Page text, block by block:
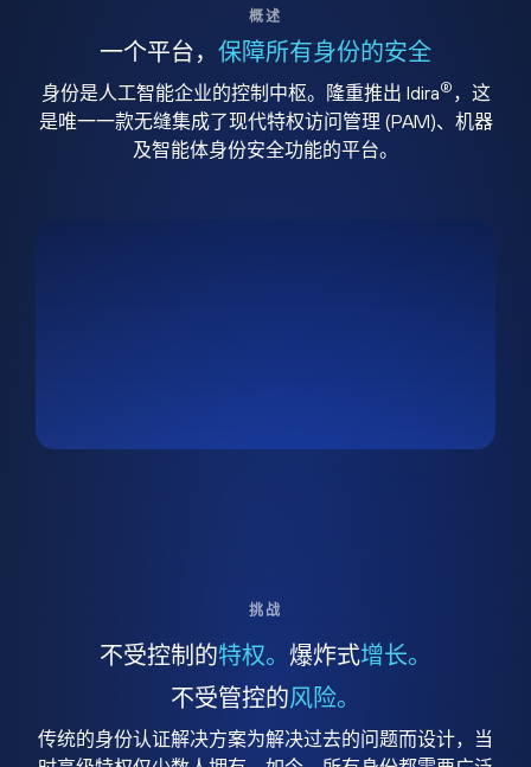
概述
一个平台， 保障所有身份的安全
身份是人工智能企业的控制中枢。隆重推出 Idira® ，这
是唯一一款无缝集成了现代特权访问管理 (PAM)、机器
及智能体身份安全功能的平台。
挑战
不受控制的特权。 爆炸式增长。
不受管控的风险。
传统的身份认证解决方案为解决过去的问题而设计，当